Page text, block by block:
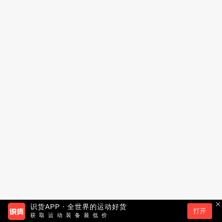
识货APP ⋅ 全世界的运动好货
获取运动装备最低价
打开